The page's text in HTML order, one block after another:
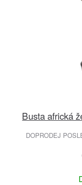
Busta africká
DOPRODEJ